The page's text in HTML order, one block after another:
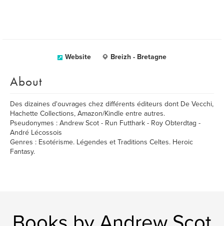
Website Breizh - Bretagne
About
Des dizaines d'ouvrages chez différents éditeurs dont De Vecchi,
Hachette Collections, Amazon/Kindle entre autres.
Pseudonymes : Andrew Scot - Run Futthark - Roy Obterdtag -
André Lécossois
Genres : Esotérisme. Légendes et Traditions Celtes. Heroic
Fantasy.